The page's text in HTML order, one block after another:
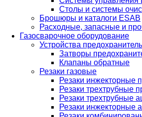
Столы и системы
Брошюры и каталоги ESAB
Расходные, запасные и
Газосварочное оборудование
Устройства
Затворы
Клапаны обратные
Резаки газовые
Резаки инжекторные
Резаки трехтрубные
Резаки трехтрубные
Резаки инжекторные